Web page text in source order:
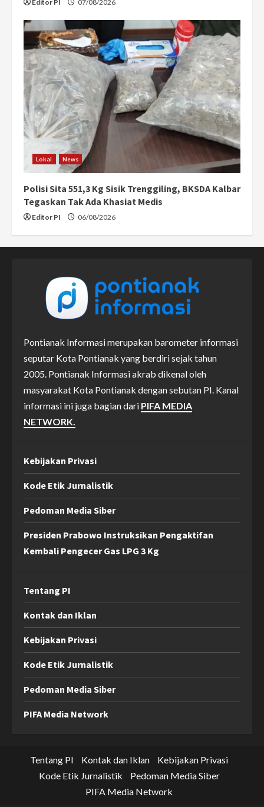
Editor PI 07/08/2026
Lokal News
Polisi Sita 551,3 Kg Sisik Trenggiling, BKSDA Kalbar
Tegaskan Tak Ada Khasiat Medis
Editor PI 06/08/2026
Pontianak Informasi merupakan barometer informasi
seputar Kota Pontianak yang berdiri sejak tahun
2005. Pontianak Informasi akrab dikenal oleh
masyarakat Kota Pontianak dengan sebutan PI. Kanal
informasi ini juga bagian dari PIFA MEDIA
NETWORK.
Kebijakan Privasi
Kode Etik Jurnalistik
Pedoman Media Siber
Presiden Prabowo Instruksikan Pengaktifan
Kembali Pengecer Gas LPG 3 Kg
Tentang PI
Kontak dan Iklan
Kebijakan Privasi
Kode Etik Jurnalistik
Pedoman Media Siber
PIFA Media Network
Tentang PI Kontak dan Iklan
Kebijakan Privasi
Kode Etik Jurnalistik
Pedoman Media Siber
PIFA Media Network